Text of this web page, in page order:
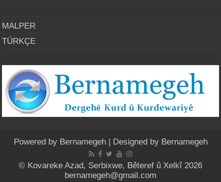
MALPER
TÜRKÇE
Powered by Bernamegeh| Designed by Bernamegeh
© Kovareke Azad, Serbixwe, Bêteref û Xelkî 2026
bernamegeh@gmail.com